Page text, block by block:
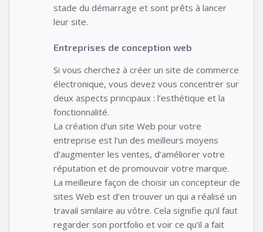
stade du démarrage et sont prêts à lancer
leur site.
Entreprises de conception web
Si vous cherchez à créer un site de commerce
électronique, vous devez vous concentrer sur
deux aspects principaux : l’esthétique et la
fonctionnalité.
La création d’un site Web pour votre
entreprise est l’un des meilleurs moyens
d’augmenter les ventes, d’améliorer votre
réputation et de promouvoir votre marque.
La meilleure façon de choisir un concepteur de
sites Web est d’en trouver un qui a réalisé un
travail similaire au vôtre. Cela signifie qu’il faut
regarder son portfolio et voir ce qu’il a fait